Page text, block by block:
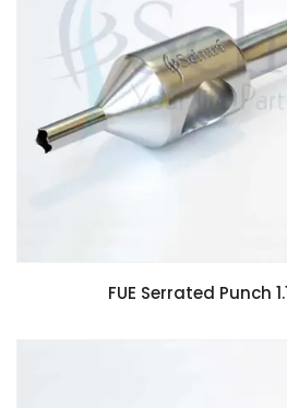
FUE Serrated Punch